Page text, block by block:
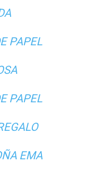
PAPEL
PAPEL
EMA